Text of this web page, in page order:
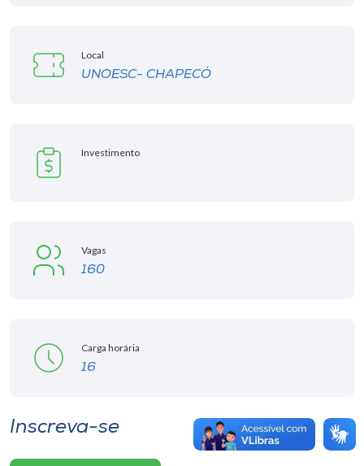
Local
UNOESC- CHAPECÓ
Investimento
Vagas
160
Carga horária
16
Inscreva-se